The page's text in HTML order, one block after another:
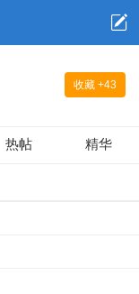
收藏 +43
热帖 精华